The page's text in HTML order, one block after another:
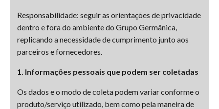
Responsabilidade: seguir as orientações de privacidade
dentro e fora do ambiente do Grupo Germânica,
replicando a necessidade de cumprimento junto aos
parceiros e fornecedores.
1. Informações pessoais que podem ser coletadas
Os dados e o modo de coleta podem variar conforme o
produto/serviço utilizado, bem como pela maneira de